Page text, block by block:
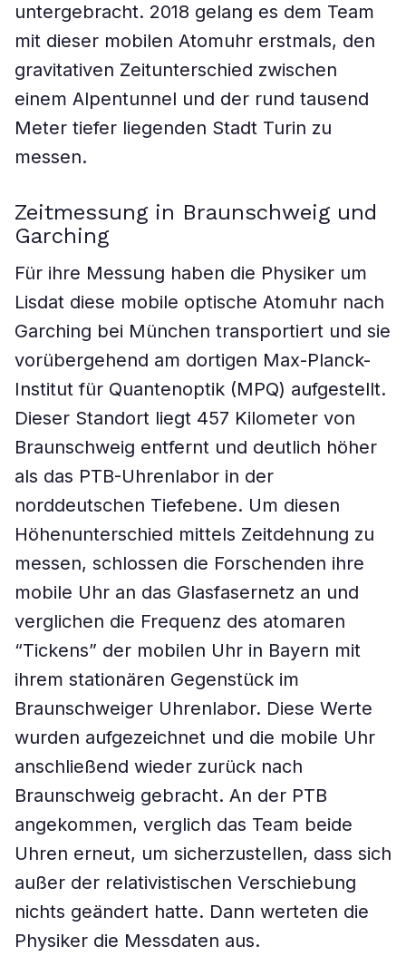
untergebracht. 2018 gelang es dem Team
mit dieser mobilen Atomuhr erstmals, den
gravitativen Zeitunterschied zwischen
einem Alpentunnel und der rund tausend
Meter tiefer liegenden Stadt Turin zu
messen.
Zeitmessung in Braunschweig und
Garching
Für ihre Messung haben die Physiker um
Lisdat diese mobile optische Atomuhr nach
Garching bei München transportiert und sie
vorübergehend am dortigen Max-Planck-
Institut für Quantenoptik (MPQ) aufgestellt.
Dieser Standort liegt 457 Kilometer von
Braunschweig entfernt und deutlich höher
als das PTB-Uhrenlabor in der
norddeutschen Tiefebene. Um diesen
Höhenunterschied mittels Zeitdehnung zu
messen, schlossen die Forschenden ihre
mobile Uhr an das Glasfasernetz an und
verglichen die Frequenz des atomaren
“Tickens” der mobilen Uhr in Bayern mit
ihrem stationären Gegenstück im
Braunschweiger Uhrenlabor. Diese Werte
wurden aufgezeichnet und die mobile Uhr
anschließend wieder zurück nach
Braunschweig gebracht. An der PTB
angekommen, verglich das Team beide
Uhren erneut, um sicherzustellen, dass sich
außer der relativistischen Verschiebung
nichts geändert hatte. Dann werteten die
Physiker die Messdaten aus.